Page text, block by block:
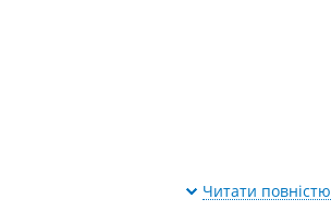
Читати повністю